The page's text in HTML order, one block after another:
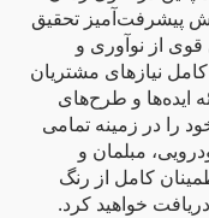
پیشرفت‌آمیز تحقیق
از نوآوری و
نیازهای مشتریان
ایده‌ها و طرح‌های
را در زمینه تمامی
مبلمان و
کامل از رنگ
خواهید کرد.